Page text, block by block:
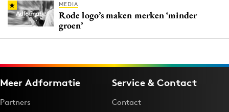
MEDIA
Rode logo’s maken merken ‘minder
groen’
Meer Adformatie
Partners
Service & Contact
Contact